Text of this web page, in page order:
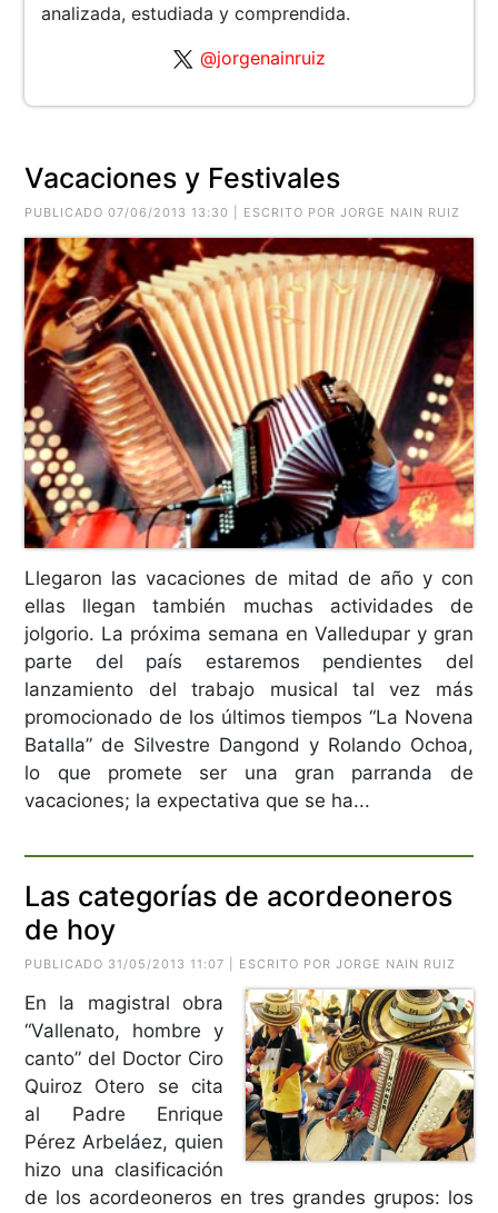
analizada, estudiada y comprendida.
@jorgenainruiz
Vacaciones y Festivales
PUBLICADO 07/06/2013 13:30 | ESCRITO POR JORGE NAIN RUIZ
Llegaron las vacaciones de mitad de año y con
ellas llegan también muchas actividades de
jolgorio. La próxima semana en Valledupar y gran
parte del país estaremos pendientes del
lanzamiento del trabajo musical tal vez más
promocionado de los últimos tiempos “La Novena
Batalla” de Silvestre Dangond y Rolando Ochoa,
lo que promete ser una gran parranda de
vacaciones; la expectativa que se ha...
Las categorías de acordeoneros
de hoy
PUBLICADO 31/05/2013 11:07 | ESCRITO POR JORGE NAIN RUIZ
En la magistral obra
“Vallenato, hombre y
canto” del Doctor Ciro
Quiroz Otero se cita
al Padre Enrique
Pérez Arbeláez, quien
hizo una clasificación
de los acordeoneros en tres grandes grupos: los